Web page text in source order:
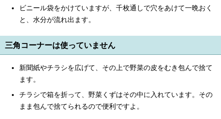
ビニール袋をかけていますが、千枚通しで穴をあけて一晩おく
と、水分が流れ出ます。
三角コーナーは使っていません
新聞紙やチラシを広げて、その上で野菜の皮をむき包んで捨て
ます。
チラシで箱を折って、野菜くずはその中に入れています。その
まま包んで捨てられるので便利ですよ。